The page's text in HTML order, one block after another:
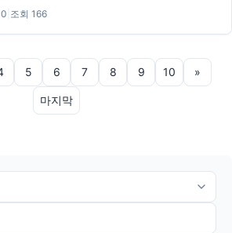
조회 166
5 6 7 8 9 10 »
마지막